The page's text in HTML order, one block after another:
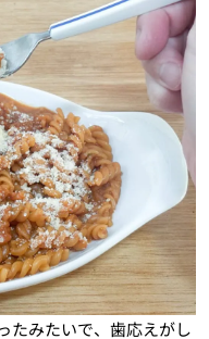
たみたいで、歯応えがし